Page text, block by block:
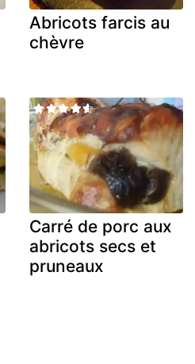
Abricots farcis au
chèvre
Carré de porc aux
abricots secs et
pruneaux